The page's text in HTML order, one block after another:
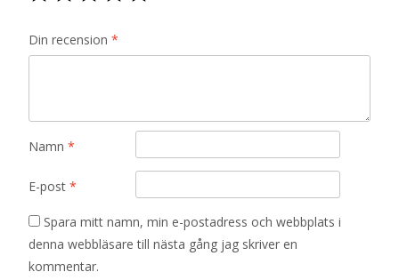
Din recension *
Namn *
E-post *
Spara mitt namn, min e-postadress och webbplats i
denna webbläsare till nästa gång jag skriver en
kommentar.